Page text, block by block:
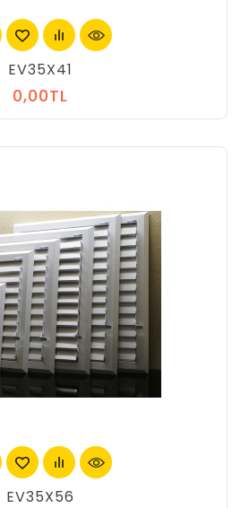
EV35X41
0,00TL
EV35X56